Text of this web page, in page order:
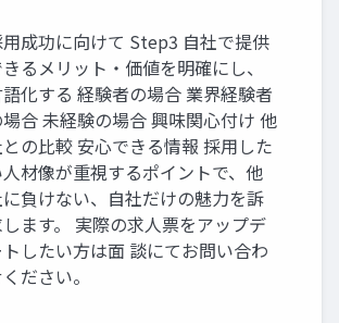
成功に向けて Step3 自社で提供
るメリット・価値を明確にし、
化する 経験者の場合 業界経験者
場合 未経験の場合 興味関心付け 他
の比較 安心できる情報 採用した
人材像が重視するポイントで、他
負けない、自社だけの魅力を訴
ます。 実際の求人票をアップデ
したい方は面 談にてお問い合わ
ださい。